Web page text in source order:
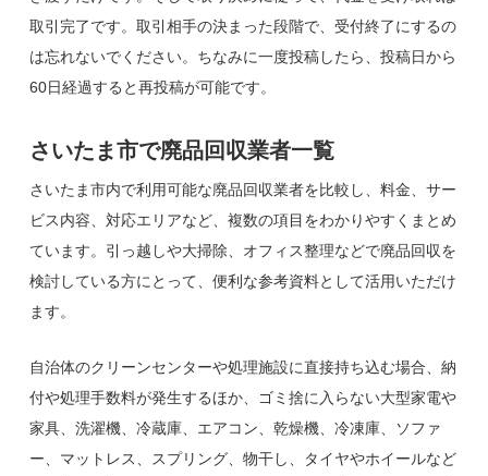
取引完了です。取引相手の決まった段階で、受付終了にするの
は忘れないでください。ちなみに一度投稿したら、投稿日から
60日経過すると再投稿が可能です。
さいたま市で廃品回収業者一覧
さいたま市内で利用可能な廃品回収業者を比較し、料金、サー
ビス内容、対応エリアなど、複数の項目をわかりやすくまとめ
ています。引っ越しや大掃除、オフィス整理などで廃品回収を
検討している方にとって、便利な参考資料として活用いただけ
ます。
自治体のクリーンセンターや処理施設に直接持ち込む場合、納
付や処理手数料が発生するほか、ゴミ捨に入らない大型家電や
家具、洗濯機、冷蔵庫、エアコン、乾燥機、冷凍庫、ソファ
ー、マットレス、スプリング、物干し、タイヤやホイールなど